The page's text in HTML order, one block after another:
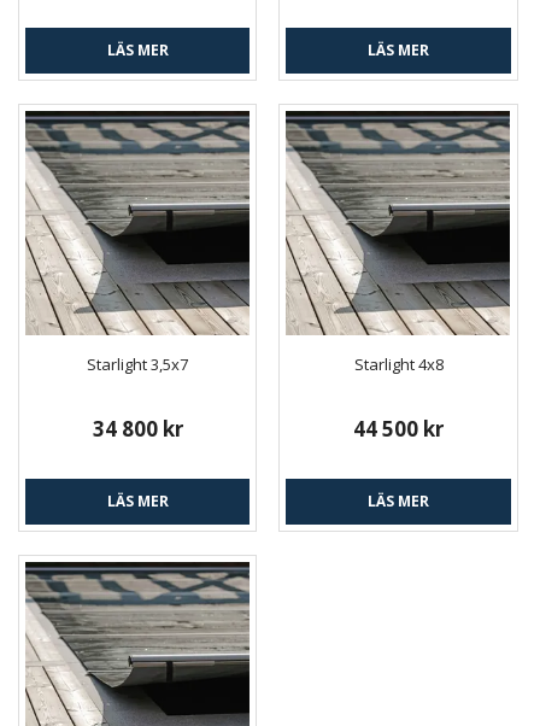
LÄS MER LÄS MER
Starlight 3,5x7
34 800 kr
LÄS MER
Starlight 4x8
44 500 kr
LÄS MER